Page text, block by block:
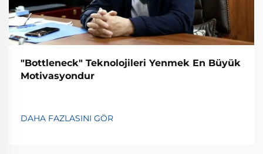
"Bottleneck" Teknolojileri Yenmek En Büyük
Motivasyondur
DAHA FAZLASINI GÖR